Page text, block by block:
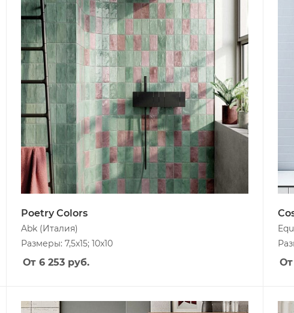
Poetry Colors
Abk (Италия)
Размеры: 7,5x15; 10x10
От 6 253 руб. От